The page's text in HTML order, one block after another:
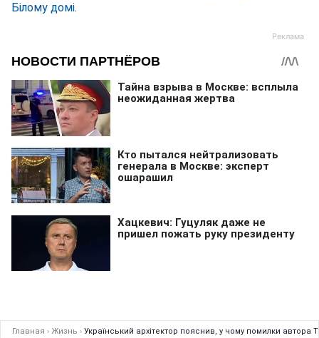
Білому домі.
Главная › Жизнь › Український архітектор пояснив, у чому помилки автора